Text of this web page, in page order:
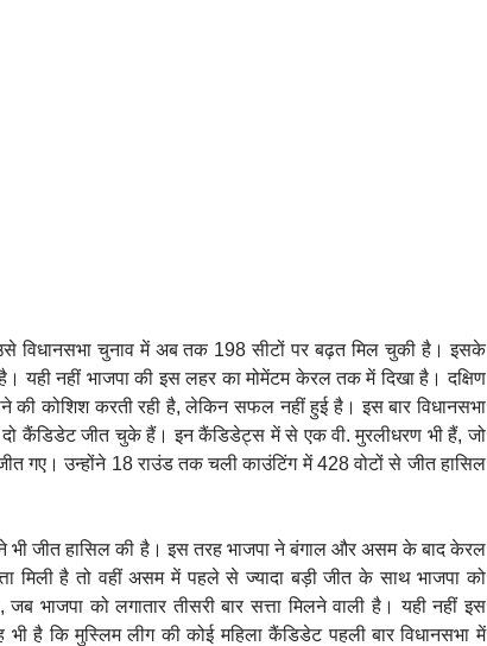
उसे विधानसभा चुनाव में अब तक 198 सीटों पर बढ़त मिल चुकी है। इसके
यही नहीं भाजपा की इस लहर का मोमेंटम केरल तक में दिखा है। दक्षिण
कोशिश करती रही है, लेकिन सफल नहीं हुई है। इस बार विधानसभा
कैंडिडेट जीत चुके हैं। इन कैंडिडेट्स में से एक वी. मुरलीधरण भी हैं, जो
उन्होंने 18 राउंड तक चली काउंटिंग में 428 वोटों से जीत हासिल
भी जीत हासिल की है। इस तरह भाजपा ने बंगाल और असम के बाद केरल
मिली है तो वहीं असम में पहले से ज्यादा बड़ी जीत के साथ भाजपा को
जब भाजपा को लगातार तीसरी बार सत्ता मिलने वाली है। यही नहीं इस
है कि मुस्लिम लीग की कोई महिला कैंडिडेट पहली बार विधानसभा में